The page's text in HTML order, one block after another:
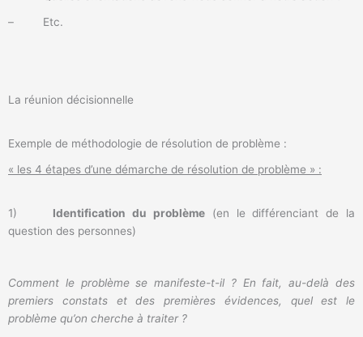
– Etc.
La réunion décisionnelle
Exemple de méthodologie de résolution de problème :
« les 4 étapes d’une démarche de résolution de problème » :
1) Identification du problème(en le différenciant de la
question des personnes)
Comment le problème se manifeste-t-il ? En fait, au-delà des
premiers constats et des premières évidences, quel est le
problème qu’on cherche à traiter ?